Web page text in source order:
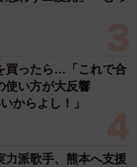
買ったら…「これで合
使い方が大反響
からよし！」
力派歌手、熊本へ支援